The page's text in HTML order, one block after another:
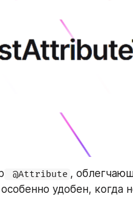
@Attribute ,
удобен, когда